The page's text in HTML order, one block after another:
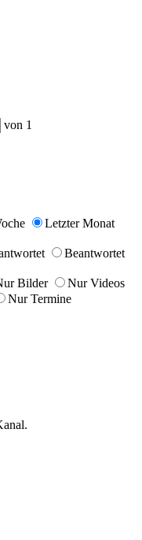
von 1
Letzter Monat
Beantwortet
Bilder
Nur Videos
Nur Termine